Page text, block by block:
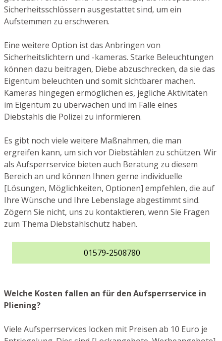
Sicherheitsschlössern ausgestattet sind, um ein
Aufstemmen zu erschweren.
Eine weitere Option ist das Anbringen von
Sicherheitslichtern und -kameras. Starke Beleuchtungen
können dazu beitragen, Diebe abzuschrecken, da sie das
Eigentum beleuchten und somit sichtbarer machen.
Kameras hingegen ermöglichen es, jegliche Aktivitäten
im Eigentum zu überwachen und im Falle eines
Diebstahls die Polizei zu informieren.
Es gibt noch viele weitere Maßnahmen, die man
ergreifen kann, um sich vor Diebstählen zu schützen. Wir
als Aufsperrservice bieten auch Beratung zu diesem
Bereich an und können Ihnen gerne individuelle
[Lösungen, Möglichkeiten, Optionen] empfehlen, die auf
Ihre Wünsche und Ihre Lebenslage abgestimmt sind.
Zögern Sie nicht, uns zu kontaktieren, wenn Sie Fragen
zum Thema Diebstahlschutz haben.
01579-2508780
Welche Kosten fallen an für den Aufsperrservice in
Pliening?
Viele Aufsperrservices locken mit Preisen ab 10 Euro je